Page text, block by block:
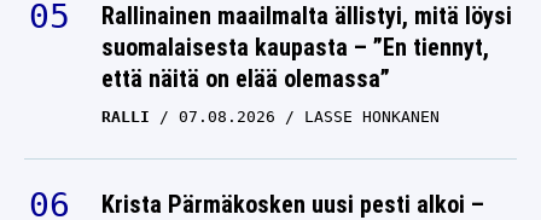
Rallinainen maailmalta ällistyi, mitä löysi
suomalaisesta kaupasta – ”En tiennyt,
että näitä on elää olemassa”
RALLI 07.08.2026 LASSE HONKANEN
Krista Pärmäkosken uusi pesti alkoi –